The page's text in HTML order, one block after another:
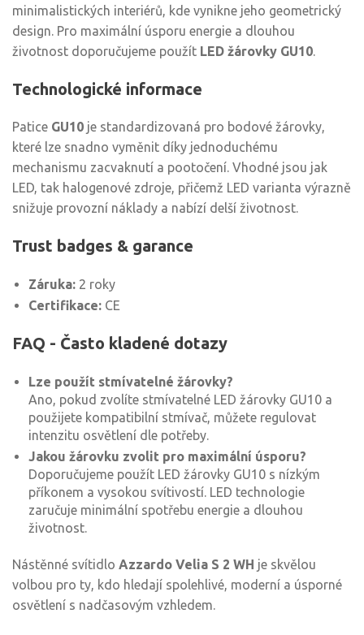
minimalistických interiérů, kde vynikne jeho geometrický
design. Pro maximální úsporu energie a dlouhou
životnost doporučujeme použít LED žárovky GU10.
Technologické informace
Patice GU10 je standardizovaná pro bodové žárovky,
které lze snadno vyměnit díky jednoduchému
mechanismu zacvaknutí a pootočení. Vhodné jsou jak
LED, tak halogenové zdroje, přičemž LED varianta výrazně
snižuje provozní náklady a nabízí delší životnost.
Trust badges & garance
Záruka: 2 roky
Certifikace: CE
FAQ - Často kladené dotazy
Lze použít stmívatelné žárovky?
Ano, pokud zvolíte stmívatelné LED žárovky GU10 a
použijete kompatibilní stmívač, můžete regulovat
intenzitu osvětlení dle potřeby.
Jakou žárovku zvolit pro maximální úsporu?
Doporučujeme použít LED žárovky GU10 s nízkým
příkonem a vysokou svítivostí. LED technologie
zaručuje minimální spotřebu energie a dlouhou
životnost.
Nástěnné svítidlo Azzardo Velia S 2 WH je skvělou
volbou pro ty, kdo hledají spolehlivé, moderní a úsporné
osvětlení s nadčasovým vzhledem.